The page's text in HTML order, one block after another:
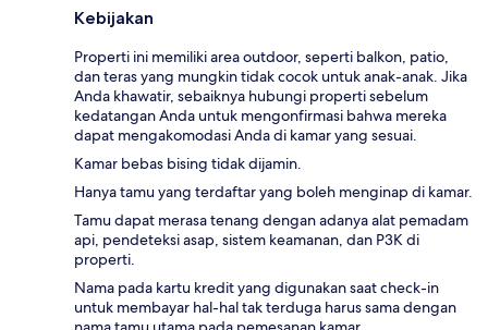
Kebijakan
Properti ini memiliki area outdoor, seperti balkon, patio,
dan teras yang mungkin tidak cocok untuk anak-anak. Jika
Anda khawatir, sebaiknya hubungi properti sebelum
kedatangan Anda untuk mengonfirmasi bahwa mereka
dapat mengakomodasi Anda di kamar yang sesuai.
Kamar bebas bising tidak dijamin.
Hanya tamu yang terdaftar yang boleh menginap di kamar.
Tamu dapat merasa tenang dengan adanya alat pemadam
api, pendeteksi asap, sistem keamanan, dan P3K di
properti.
Nama pada kartu kredit yang digunakan saat check-in
untuk membayar hal-hal tak terduga harus sama dengan